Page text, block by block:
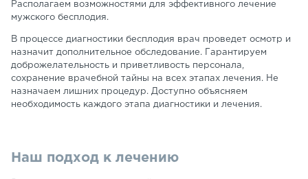
Располагаем возможностями для эффективного лечение
мужского бесплодия.
В процессе диагностики бесплодия врач проведет осмотр и
назначит дополнительное обследование. Гарантируем
доброжелательность и приветливость персонала,
сохранение врачебной тайны на всех этапах лечения. Не
назначаем лишних процедур. Доступно объясняем
необходимость каждого этапа диагностики и лечения.
Наш подход к лечению